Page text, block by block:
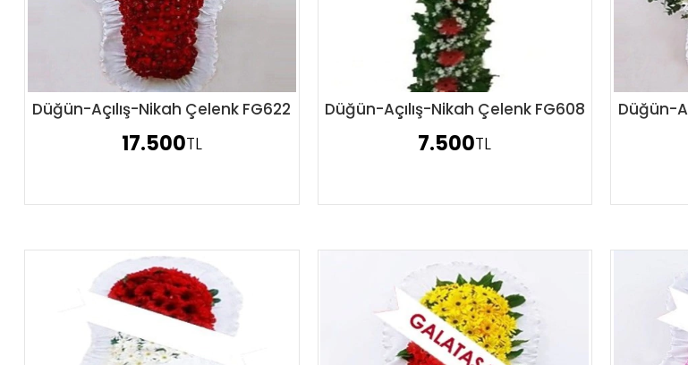
Sipariş Ver
Düğün-Açılış-Nikah Çelenk FG622
17.500TL
Sipariş Ver
Düğün-Açılış-Nikah Çelenk FG608
7.500TL
Düğün-